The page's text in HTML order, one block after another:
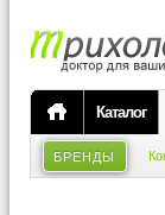
Каталог
БРЕНДЫ